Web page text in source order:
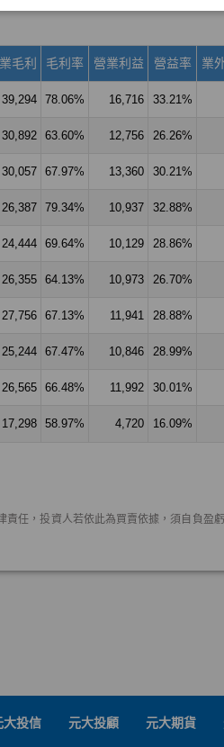
大投信 元大投顧 元大期貨